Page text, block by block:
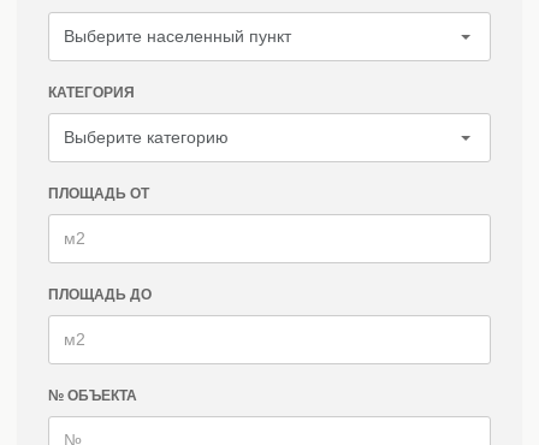
КАТЕГОРИЯ
ПЛОЩАДЬ ОТ
ПЛОЩАДЬ ДО
№ ОБЪЕКТА